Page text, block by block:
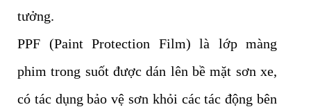
tưởng.
PPF (Paint Protection Film) là lớp màng
phim trong suốt được dán lên bề mặt sơn xe,
có tác dụng bảo vệ sơn khỏi các tác động bên